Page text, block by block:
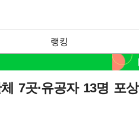
랭킹
7곳·유공자 13명 포상